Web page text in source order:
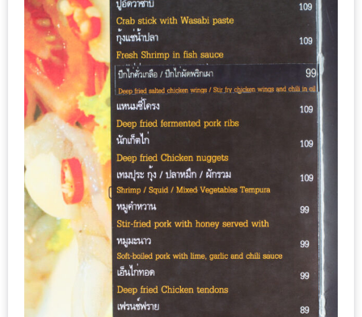
LINE
GIFTCODE!
ลายแทง
ความ
อร่อย
ทั่ว
เชียงใหม่
ลุ้น
บัตร
รับ
ประทาน